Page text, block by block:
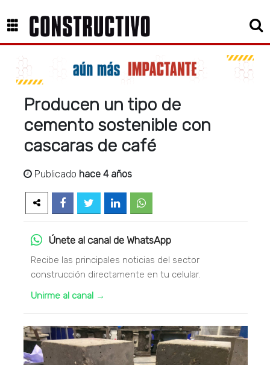
Producen un tipo de
cemento sostenible con
cascaras de café
Publicado hace 4 años
Únete al canal de WhatsApp
Recibe las principales noticias del sector
construcción directamente en tu celular.
Unirme al canal →